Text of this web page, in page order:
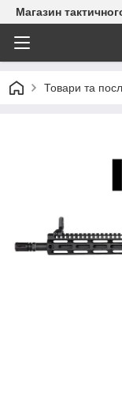
Магазин
Товари та